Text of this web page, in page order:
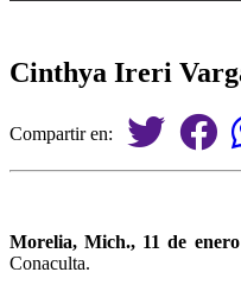
Cinthya Ireri
Compartir en:
Morelia, Mich., 11 de
Conaculta.